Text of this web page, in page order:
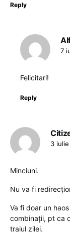
Reply
7
Felicitari!
Reply
3
Minciuni.
Nu va fi
Va fi doar un
combinații, pt ca
traiul zilei.